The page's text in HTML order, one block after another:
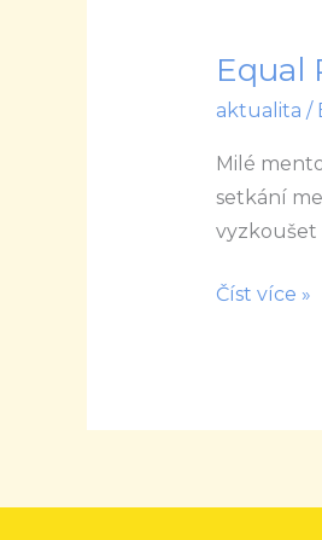
Equal
aktualita /
Milé
setkání
vyzkoušet
Equal
Pay
2021
/
VIP
mentorek
Číst více »